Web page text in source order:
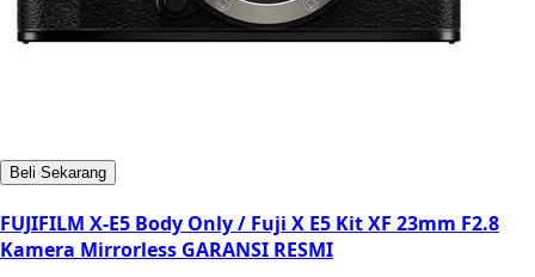
Beli Sekarang
FUJIFILM X-E5 Body Only / Fuji X E5 Kit XF 23mm F2.8
Kamera Mirrorless GARANSI RESMI